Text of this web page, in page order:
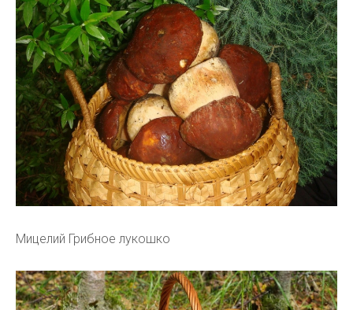
Мицелий Грибное лукошко